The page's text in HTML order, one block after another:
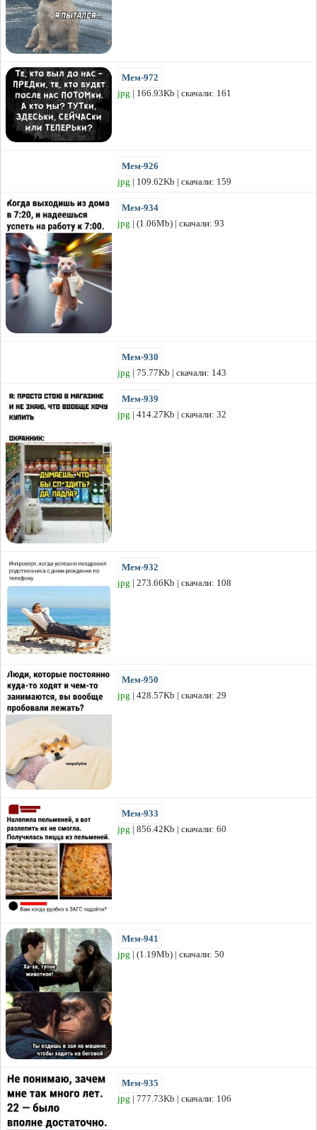
Мем-972
jpg | 166.93Kb | скачали: 161
Мем-926
jpg | 109.62Kb | скачали: 159
Мем-934
jpg | (1.06Mb) | скачали: 93
Мем-930
jpg | 75.77Kb | скачали: 143
Мем-939
jpg | 414.27Kb | скачали: 32
Мем-932
jpg | 273.66Kb | скачали: 108
Мем-950
jpg | 428.57Kb | скачали: 29
Мем-933
jpg | 856.42Kb | скачали: 60
Мем-941
jpg | (1.19Mb) | скачали: 50
Мем-935
jpg | 777.73Kb | скачали: 106